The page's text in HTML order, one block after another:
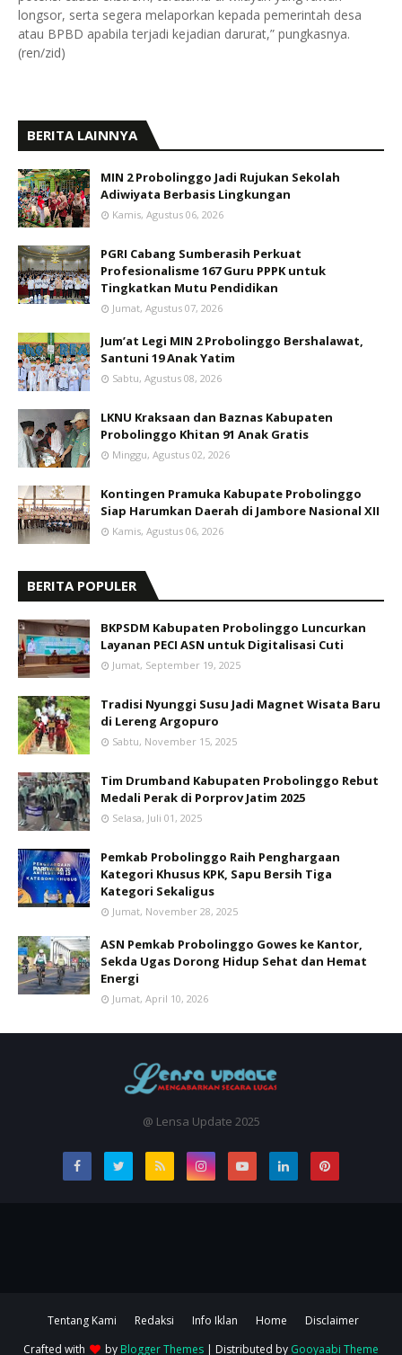
longsor, serta segera melaporkan kepada pemerintah desa
atau BPBD apabila terjadi kejadian darurat,” pungkasnya.
(ren/zid)
BERITA LAINNYA
MIN 2 Probolinggo Jadi Rujukan Sekolah
Adiwiyata Berbasis Lingkungan
Kamis, Agustus 06, 2026
PGRI Cabang Sumberasih Perkuat
Profesionalisme 167 Guru PPPK untuk
Tingkatkan Mutu Pendidikan
Jumat, Agustus 07, 2026
Jum’at Legi MIN 2 Probolinggo Bershalawat,
Santuni 19 Anak Yatim
Sabtu, Agustus 08, 2026
LKNU Kraksaan dan Baznas Kabupaten
Probolinggo Khitan 91 Anak Gratis
Minggu, Agustus 02, 2026
Kontingen Pramuka Kabupate Probolinggo
Siap Harumkan Daerah di Jambore Nasional XII
Kamis, Agustus 06, 2026
BERITA POPULER
BKPSDM Kabupaten Probolinggo Luncurkan
Layanan PECI ASN untuk Digitalisasi Cuti
Jumat, September 19, 2025
Tradisi Nyunggi Susu Jadi Magnet Wisata Baru
di Lereng Argopuro
Sabtu, November 15, 2025
Tim Drumband Kabupaten Probolinggo Rebut
Medali Perak di Porprov Jatim 2025
Selasa, Juli 01, 2025
Pemkab Probolinggo Raih Penghargaan
Kategori Khusus KPK, Sapu Bersih Tiga
Kategori Sekaligus
Jumat, November 28, 2025
ASN Pemkab Probolinggo Gowes ke Kantor,
Sekda Ugas Dorong Hidup Sehat dan Hemat
Energi
Jumat, April 10, 2026
@ Lensa Update 2025
Tentang Kami Redaksi Info Iklan Home
Disclaimer
Crafted with
by Blogger Themes | Distributed by Gooyaabi Theme